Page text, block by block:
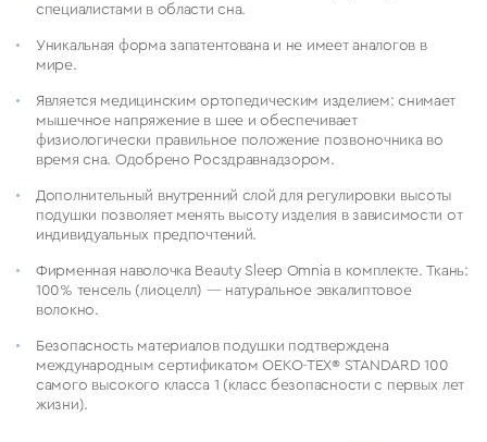
специалистами в области сна.
Уникальная форма запатентована и не имеет аналогов в
мире.
Является медицинским ортопедическим изделием: снимает
мышечное напряжение в шее и обеспечивает
физиологически правильное положение позвоночника во
время сна. Одобрено Росздравнадзором.
Дополнительный внутренний слой для регулировки высоты
подушки позволяет менять высоту изделия в зависимости от
индивидуальных предпочтений.
Фирменная наволочка Beauty Sleep Omnia в комплекте. Ткань:
100% тенсель (лиоцелл) — натуральное эвкалиптовое
волокно.
Безопасность материалов подушки подтверждена
международным сертификатом OEKO-TEX®️ STANDARD 100
самого высокого класса 1 (класс безопасности с первых лет
жизни).